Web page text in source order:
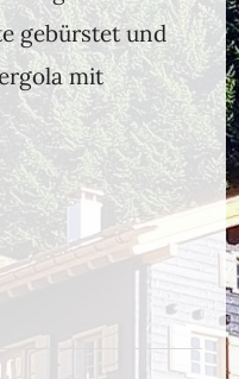
gebürstet und
mit